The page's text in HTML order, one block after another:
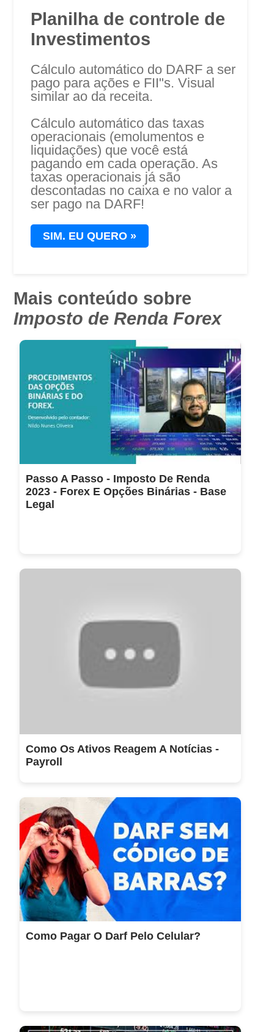
Planilha de controle de
Investimentos
Cálculo automático do DARF a ser
pago para ações e FII"s. Visual
similar ao da receita.
Cálculo automático das taxas
operacionais (emolumentos e
liquidações) que você está
pagando em cada operação. As
taxas operacionais já são
descontadas no caixa e no valor a
ser pago na DARF!
SIM. EU QUERO »
Mais conteúdo sobre
Imposto de Renda Forex
Passo A Passo - Imposto De Renda
2023 - Forex E Opções Binárias - Base
Legal
Como Os Ativos Reagem A Notícias -
Payroll
Como Pagar O Darf Pelo Celular?